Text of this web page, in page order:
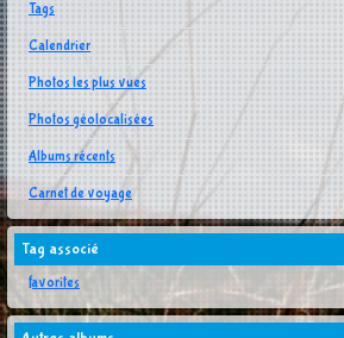
Tags
Calendrier
Photos les plus vues
Photos géolocalisées
Albums récents
Carnet de voyage
Tag associé
favorites